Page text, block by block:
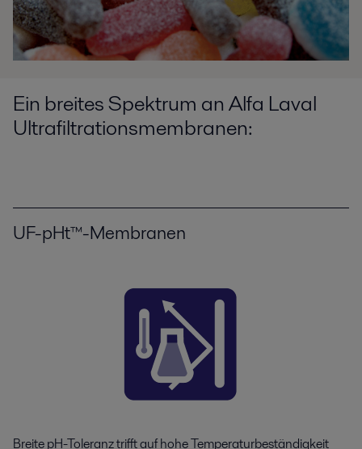
Ein breitesSpektrum an Alfa Laval
Ultrafiltrationsmembranen:
UF-pHt™-Membranen
Breite pH-Toleranz trifft auf hohe Temperaturbeständigkeit